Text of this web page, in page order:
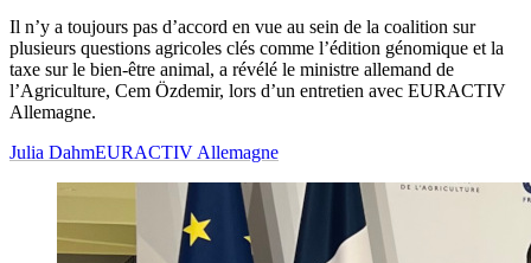
Il n’y a toujours pas d’accord en vue au sein de la coalition sur
plusieurs questions agricoles clés comme l’édition génomique et la
taxe sur le bien-être animal, a révélé le ministre allemand de
l’Agriculture, Cem Özdemir, lors d’un entretien avec EURACTIV
Allemagne.
Julia DahmEURACTIV Allemagne